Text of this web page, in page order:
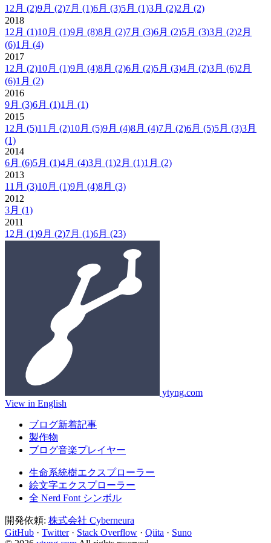
12月 (2)9月 (2)7月 (1)6月 (3)5月 (1)3月 (2)2月 (2)
2018
12月 (1)10月 (1)9月 (8)8月 (2)7月 (3)6月 (2)5月 (3)3月 (2)2月
(6)1月 (4)
2017
12月 (2)10月 (1)9月 (4)8月 (2)6月 (2)5月 (3)4月 (2)3月 (6)2月
(6)1月 (2)
2016
9月 (3)6月 (1)1月 (1)
2015
12月 (5)11月 (2)10月 (5)9月 (4)8月 (4)7月 (2)6月 (5)5月 (3)3月
(1)
2014
6月 (6)5月 (1)4月 (4)3月 (1)2月 (1)1月 (2)
2013
11月 (3)10月 (1)9月 (4)8月 (3)
2012
3月 (1)
2011
12月 (1)9月 (2)7月 (1)6月 (23)
ytyng.com
View in English
ブログ新着記事
製作物
ブログ音楽プレイヤー
生命系統樹エクスプローラー
絵文字エクスプローラー
全 Nerd Font シンボル
開発依頼: 株式会社 Cyberneura
GitHub · Twitter · Stack Overflow · Qiita · Suno